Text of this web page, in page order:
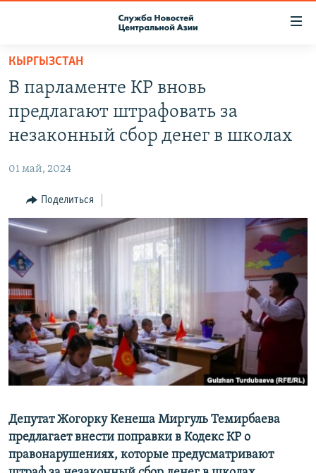
Вернуться
основному
содержанию
Вернутся
главной
Вернутся
поиску
ПОДПИСКА
КОНТАКТЫ
НАСТОЯЩЕЕ ВРЕМЯ
МИГРАНТ МЕДИА
КЫРГЫЗСТАН
В парламенте КР вновь
предлагают штрафовать за
незаконный сбор денег в школах
01 май, 2024
Поделиться
Депутат Жогорку Кенеша Миргуль Темирбаева
предлагает внести поправки в Кодекс КР о
правонарушениях, которые предусматривают